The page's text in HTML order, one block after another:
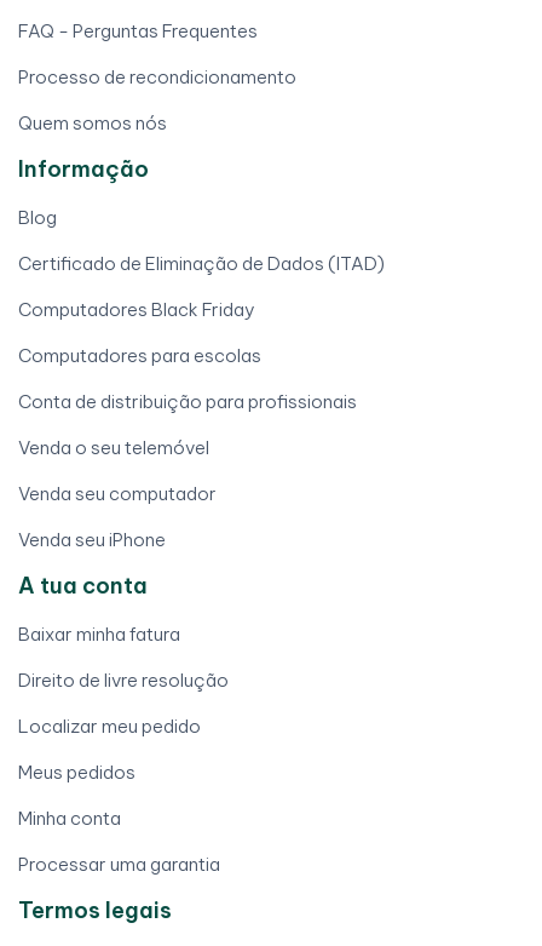
FAQ - Perguntas Frequentes
Processo de recondicionamento
Quem somos nós
Informação
Blog
Certificado de Eliminação de Dados (ITAD)
Computadores Black Friday
Computadores para escolas
Conta de distribuição para profissionais
Venda o seu telemóvel
Venda seu computador
Venda seu iPhone
A tua conta
Baixar minha fatura
Direito de livre resolução
Localizar meu pedido
Meus pedidos
Minha conta
Processar uma garantia
Termos legais